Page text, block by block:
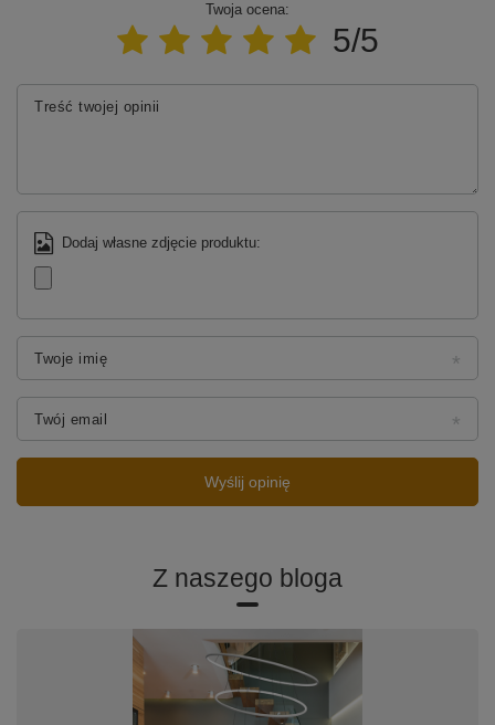
Twoja ocena:
5/5
Treść twojej opinii
Dodaj własne zdjęcie produktu:
Twoje imię
Twój email
Wyślij opinię
Z naszego bloga